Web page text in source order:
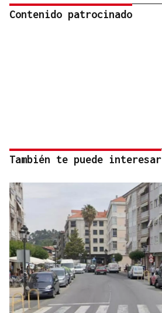
Contenido patrocinado
También te puede interesar